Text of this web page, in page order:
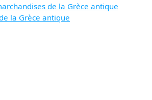
de la Grèce antique
la Grèce antique